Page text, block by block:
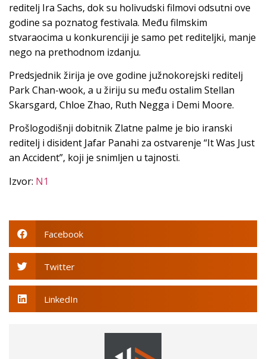
reditelj Ira Sachs, dok su holivudski filmovi odsutni ove
godine sa poznatog festivala. Među filmskim
stvaraocima u konkurenciji je samo pet rediteljki, manje
nego na prethodnom izdanju.
Predsjednik žirija je ove godine južnokorejski reditelj
Park Chan-wook, a u žiriju su među ostalim Stellan
Skarsgard, Chloe Zhao, Ruth Negga i Demi Moore.
Prošlogodišnji dobitnik Zlatne palme je bio iranski
reditelj i disident Jafar Panahi za ostvarenje “It Was Just
an Accident”, koji je snimljen u tajnosti.
Izvor: N1
Facebook
Twitter
LinkedIn